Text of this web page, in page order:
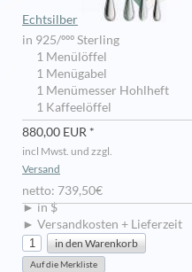
Echtsilber
in 925/ººº Sterling
1 Menülöffel
1 Menügabel
1 Menümesser Hohlheft
1 Kaffeelöffel
880,00 EUR *
incl Mwst. und zzgl.
Versand
netto: 739,50€
► in $
► Versandkosten + Lieferzeit